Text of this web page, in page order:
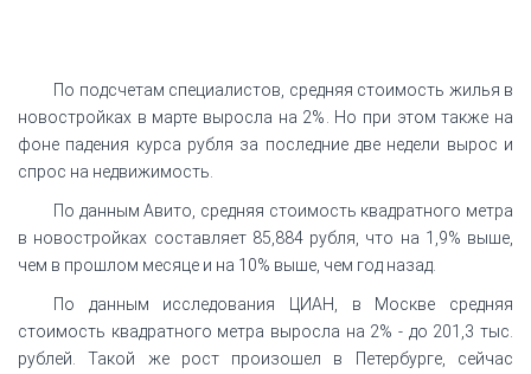
По подсчетам специалистов, средняя стоимость жилья в
новостройках в марте выросла на 2%. Но при этом также на
фоне падения курса рубля за последние две недели вырос и
спрос на недвижимость.
По данным Авито, средняя стоимость квадратного метра
в новостройках составляет 85,884 рубля, что на 1,9% выше,
чем в прошлом месяце и на 10% выше, чем год назад.
По данным исследования ЦИАН, в Москве средняя
стоимость квадратного метра выросла на 2% - до 201,3 тыс.
рублей. Такой же рост произошел в Петербурге, сейчас